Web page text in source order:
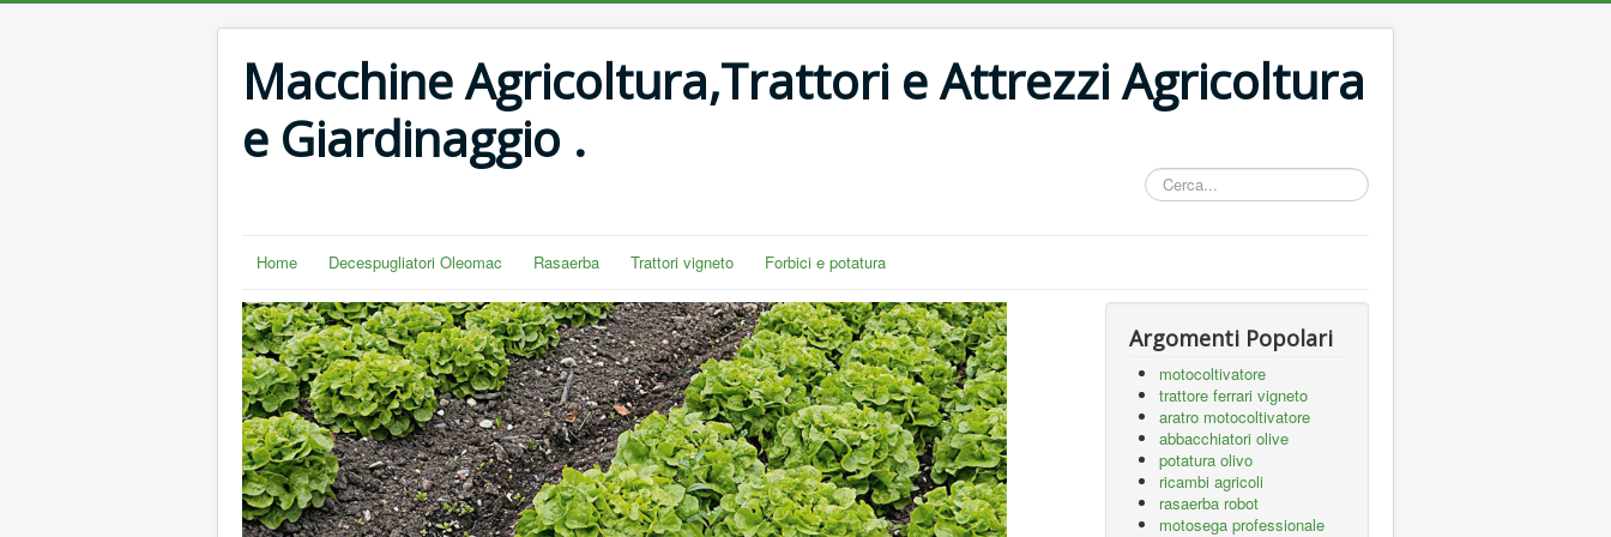
Macchine Agricoltura,Trattori e Attrezzi Agricoltura
e Giardinaggio .
Cerca...
Home Decespugliatori Oleomac Rasaerba Trattori vigneto Forbici e potatura
Argomenti Popolari
motocoltivatore
trattore ferrari vigneto
aratro motocoltivatore
abbacchiatori olive
potatura olivo
ricambi agricoli
rasaerba robot
motosega professionale